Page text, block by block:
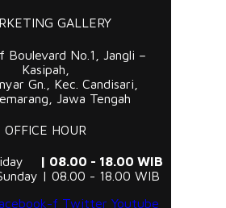
GALLERY
Boulevard No.1, Jangli –
Kasipah,
Gn., Kec. Candisari,
Jawa Tengah
OFFICE HOUR
| 08.00 - 18.00 WIB
| 08.00 - 18.00 WIB
f Twitter Youtube